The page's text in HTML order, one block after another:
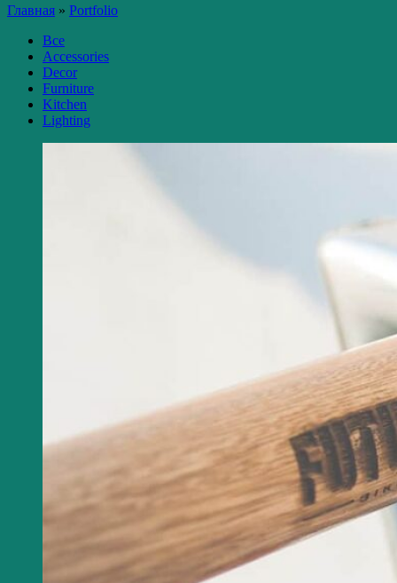
Главная » Portfolio
Все
Accessories
Decor
Furniture
Kitchen
Lighting